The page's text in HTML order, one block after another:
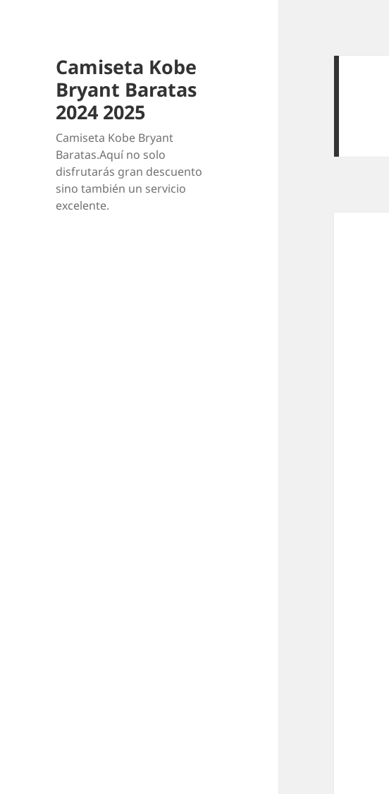
Camiseta Kobe
Bryant Baratas
2024 2025
Camiseta Kobe Bryant
Baratas.Aquí no solo
disfrutarás gran descuento
sino también un servicio
excelente.